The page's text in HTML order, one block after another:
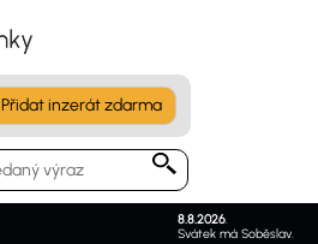
Přidat inzerát zdarma
8.8.2026.
Svátek má Soběslav.